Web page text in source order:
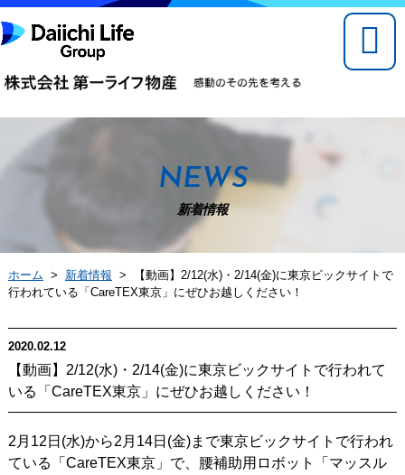
NEWS
新着情報
ホーム > 新着情報 > 【動画】2/12(水)・2/14(金)に東京ビックサイトで
行われている「CareTEX東京」にぜひお越しください！
2020.02.12
【動画】2/12(水)・2/14(金)に東京ビックサイトで行われて
いる「CareTEX東京」にぜひお越しください！
2月12日(水)から2月14日(金)まで東京ビックサイトで行われ
ている「CareTEX東京」で、腰補助用ロボット「マッスル